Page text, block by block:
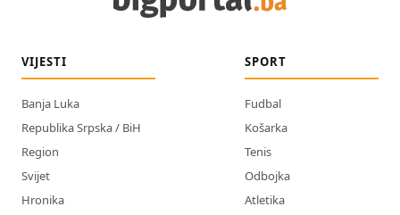
VIJESTI
Banja Luka
Republika Srpska / BiH
Region
Svijet
Hronika
SPORT
Fudbal
Košarka
Tenis
Odbojka
Atletika